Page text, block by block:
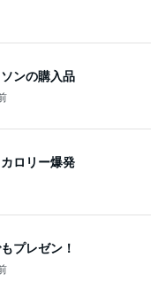
ンの購入品
ロリー爆発
プレゼン！